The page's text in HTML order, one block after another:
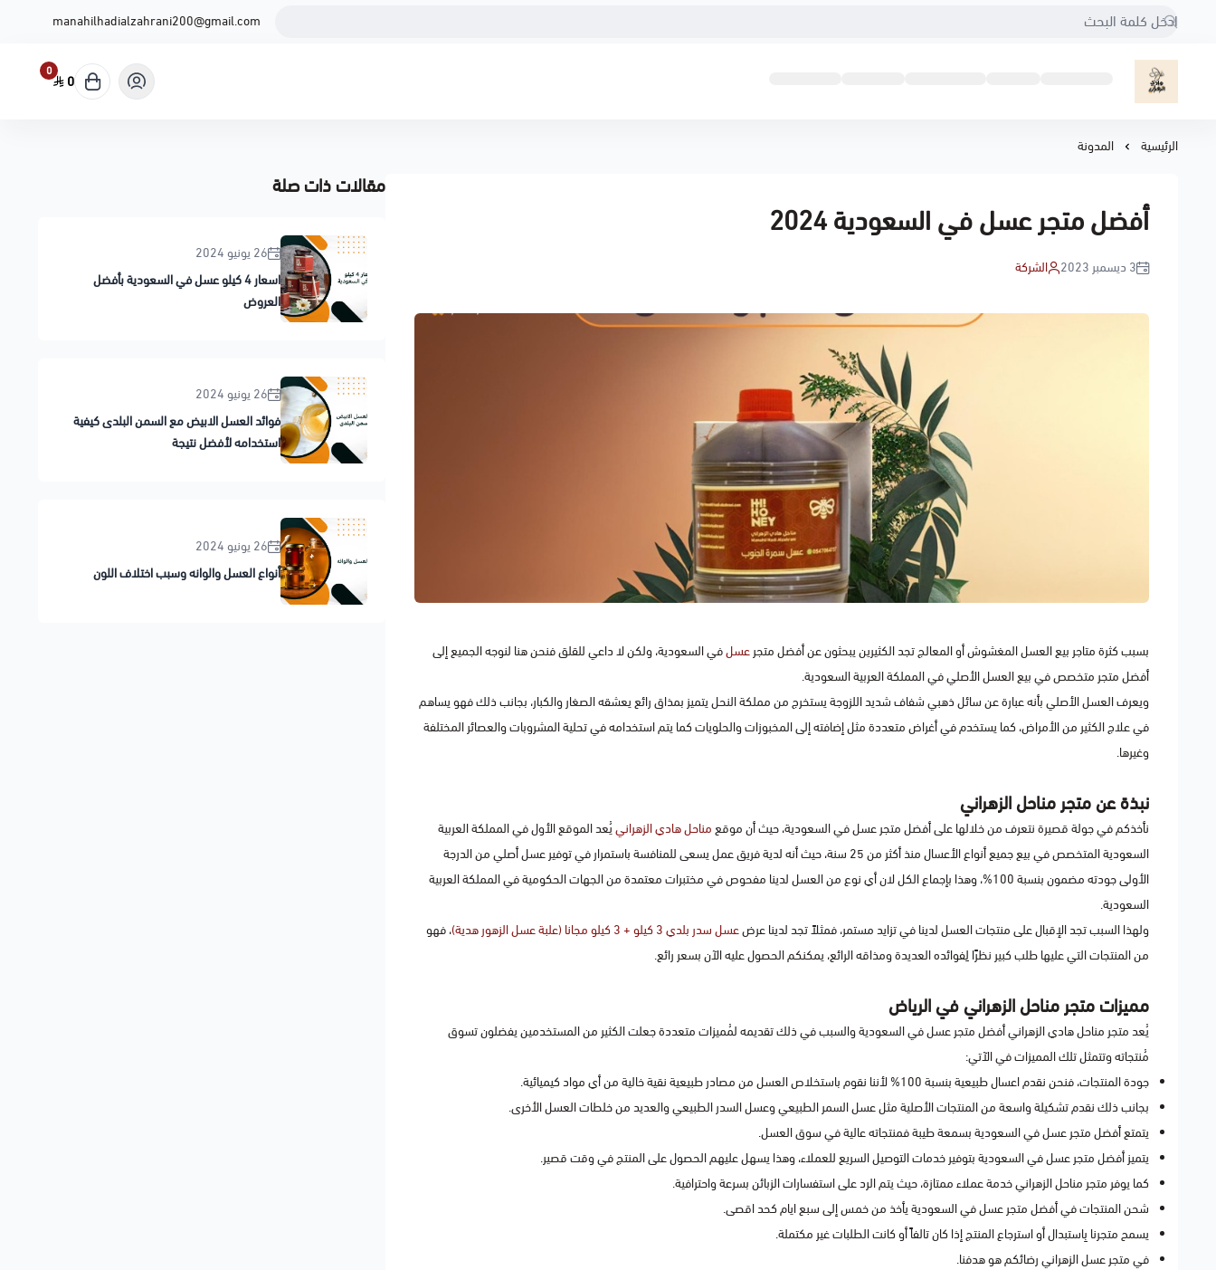
manahilhadialzahrani200@gmail.com
مناحل هادي الزهراني
0
0
الرئيسية المدونة
أفضل متجر عسل في السعودية 2024
3 ديسمبر 2023 الشركة
بسبب كثرة متاجر بيع العسل المغشوش أو المعالج تجد الكثيرين يبحثون عن أفضل متجرعسلفي السعودية، ولكن لا داعي للقلق فنحن هنا لنوجه الجميع إلى
أفضل متجر متخصص في بيع العسل الأصلي في المملكة العربية السعودية.
ويعرف العسل الأصلي بأنه عبارة عن سائل ذهبي شفاف شديد اللزوجة يستخرج من مملكة النحل يتميز بمذاق رائع يعشقه الصغار والكبار، بجانب ذلك فهو يساهم
في علاج الكثير من الأمراض، كما يستخدم في أغراض متعددة مثل إضافته إلى المخبوزات والحلويات كما يتم استخدامه في تحلية المشروبات والعصائر المختلفة
وغيرها.
نبذة عن متجر مناحل الزهراني
نأخذكم في جولة قصيرة نتعرف من خلالها على أفضل متجر عسل في السعودية، حيث أن موقعمناحل هادي الزهرانييُعد الموقع الأول في المملكة العربية
السعودية المتخصص في بيع جميع أنواع الأعسال منذ أكثر من 25 سنة، حيث أنه لدية فريق عمل يسعى للمنافسة باستمرار في توفير عسل أصلي من الدرجة
الأولى جودته مضمون بنسبة 100%، وهذا بإجماع الكل لان أي نوع من العسل لدينا مفحوص في مختبرات معتمدة من الجهات الحكومية في المملكة العربية
السعودية.
ولهذا السبب تجد الإقبال على منتجات العسل لدينا في تزايد مستمر، فمثلاً تجد لدينا عرضعسل سدر بلدي 3 كيلو + 3 كيلو مجانا (علبة عسل الزهور هدية)
، فهو
من المنتجات التي عليها طلب كبير نظرًا لِفوائده العديدة ومذاقه الرائع، يمكنكم الحصول عليه الآن بسعر رائع.
مميزات متجر مناحل الزهراني في الرياض
يُعد متجر مناحل هادي الزهراني أفضل متجر عسل في السعودية والسبب في ذلك تقديمه لمُميزات متعددة جعلت الكثير من المستخدمين يفضلون تسوق
مُنتجاته وتتمثل تلك المميزات في الآتي:
جودة المنتجات، فنحن نقدم اعسال طبيعية بنسبة 100% لأننا نقوم باستخلاص العسل من مصادر طبيعية نقية خالية من أي مواد كيميائية.
بجانب ذلك نقدم تشكيلة واسعة من المنتجات الأصلية مثل عسل السمر الطبيعي وعسل السدر الطبيعي والعديد من خلطات العسل الأخرى.
يتمتع أفضل متجر عسل في السعودية بسمعة طيبة فمنتجاته عالية في سوق العسل.
يتميز أفضل متجر عسل في السعودية بتوفير خدمات التوصيل السريع للعملاء، وهذا يسهل عليهم الحصول على المنتج في وقت قصير.
كما يوفر متجر مناحل الزهراني خدمة عملاء ممتازة، حيث يتم الرد على استفسارات الزبائن بسرعة واحترافية.
شحن المنتجات في أفضل متجر عسل في السعودية يأخذ من خمس إلى سبع ايام كحد اقصى.
يسمح متجرنا بِاستبدال أو استرجاع المنتج إذا كان تالفاً أو كانت الطلبات غير مكتملة.
في متجر عسل الزهراني رضائكم هو هدفنا.
مقالات ذات صلة
26 يونيو 2024
اسعار 4 كيلو عسل في السعودية بأفضل
العروض
26 يونيو 2024
فوائد العسل الابيض مع السمن البلدى كيفية
استخدامه لأفضل نتيجة
26 يونيو 2024
أنواع العسل والوانه وسبب اختلاف اللون